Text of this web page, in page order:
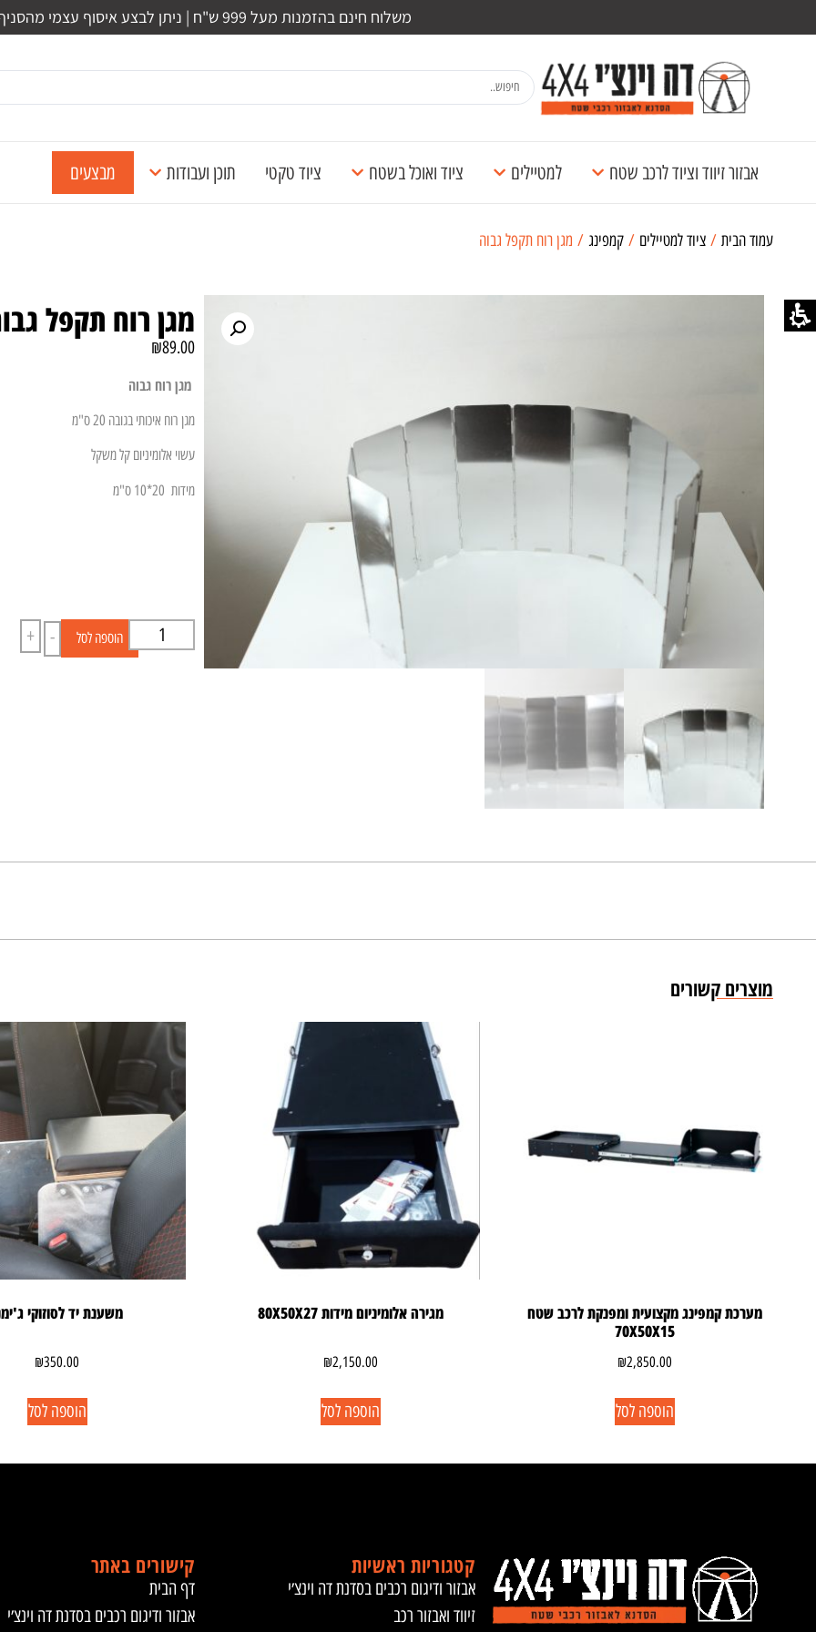
משלוח חינם בהזמנות מעל 999 ש"ח | ניתן לבצע איסוף עצמי מהסניף
אבזור זיווד וציוד לרכב שטח למטיילים ציוד ואוכל בשטח ציוד טקטי תוכן ועבודות מבצעים
עמוד הבית / ציוד למטיילים / קמפינג / מגן רוח תקפל גבוה
מגן רוח תקפל
₪89.00
מגן רוח גבוה
מגן רוח איכותי בגובה 20 ס"מ
עשוי אלומיניום קל משקל
מידות 20*10 ס"מ
-
+ הוספה לסל
מוצרים קשורים
מערכת קמפינג מקצועית ומפנקת לרכב שטח
70X50X15
₪2,850.00
הוספה לסל
מגירה אלומיניום מידות 80X50X27
₪2,150.00
הוספה לסל
משענת יד לסוזוקי
₪350.00
הוספה לסל
קטגוריות ראשיות
אבזור ודיגום רכבים בסדנת דה וינצ׳י
זיווד ואבזור רכב
קישורים באתר
דף הבית
אבזור ודיגום רכבים בסדנת דה וינצ׳י